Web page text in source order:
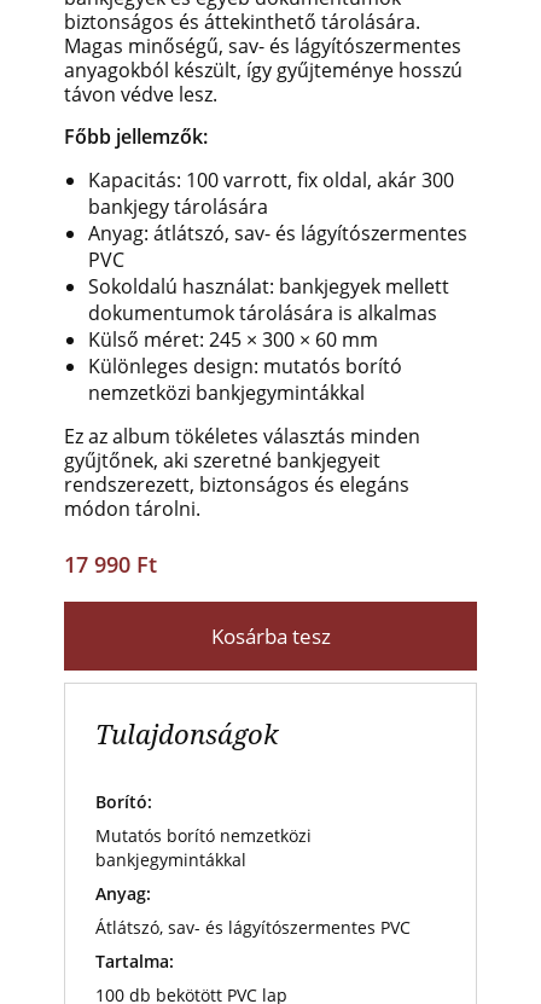
biztonságos és áttekinthető tárolására.
Magas minőségű, sav- és lágyítószermentes
anyagokból készült, így gyűjteménye hosszú
távon védve lesz.
Főbb jellemzők:
Kapacitás: 100 varrott, fix oldal, akár 300
bankjegy tárolására
Anyag: átlátszó, sav- és lágyítószermentes
PVC
Sokoldalú használat: bankjegyek mellett
dokumentumok tárolására is alkalmas
Külső méret: 245 × 300 × 60 mm
Különleges design: mutatós borító
nemzetközi bankjegymintákkal
Ez az album tökéletes választás minden
gyűjtőnek, aki szeretné bankjegyeit
rendszerezett, biztonságos és elegáns
módon tárolni.
17 990 Ft
Kosárba tesz
Tulajdonságok
Borító:
Mutatós borító nemzetközi
bankjegymintákkal
Anyag:
Átlátszó, sav- és lágyítószermentes PVC
Tartalma:
100 db bekötött PVC lap